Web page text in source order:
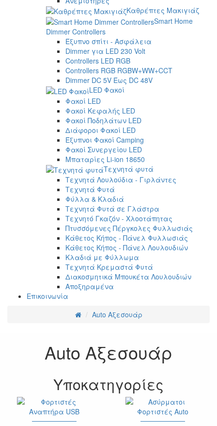
Καθρέπτες Μακιγιάζ
Smart Home
Dimmer Controllers
Έξυπνο σπίτι - Ασφάλεια
Dimmer για LED 230 Volt
Controllers LED RGB
Controllers RGB RGBW+WW+CCT
Dimmer DC 5V Έως DC 48V
LED Φακοί
Φακοί LED
Φακοί Κεφαλής LED
Φακοί Ποδηλάτων LED
Διάφοροι Φακοί LED
Έξυπνοι Φακοί Camping
Φακοί Συνεργείου LED
Μπαταρίες Li-ion 18650
Τεχνητά φυτά
Τεχνητά Λουλούδια - Γιρλάντες
Τεχνητά Φυτά
Φύλλα & Κλαδιά
Τεχνητά Φυτά σε Γλάστρα
Τεχνητό Γκαζόν - Χλοοτάπητας
Πτυσσόμενες Πέργκολες Φυλλωσιάς
Κάθετος Κήπος - Πάνελ Φυλλωσιάς
Κάθετος Κήπος - Πάνελ Λουλουδιών
Κλαδιά με Φύλλωμα
Τεχνητά Κρεμαστά Φυτά
Διακοσμητικά Μπουκέτα Λουλουδιών
Αποξηραμένα
Επικοινωνία
Auto Αξεσουάρ
Auto Αξεσουάρ
Υποκατηγορίες